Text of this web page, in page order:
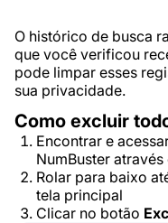
O histórico de busca
que você verificou
pode limpar esses
sua privacidade.
Como excluir
Encontrar e
NumBuster através
Rolar para baixo
tela principal
Clicar no botão